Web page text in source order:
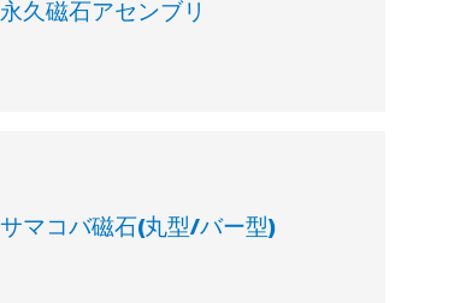
永久磁石アセンブリ
サマコバ磁石(丸型/バー型)